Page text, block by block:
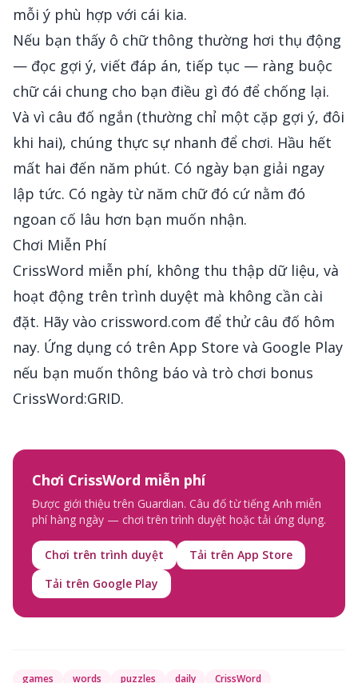
mỗi ý phù hợp với cái kia.
Nếu bạn thấy ô chữ thông thường hơi thụ động
— đọc gợi ý, viết đáp án, tiếp tục — ràng buộc
chữ cái chung cho bạn điều gì đó để chống lại.
Và vì câu đố ngắn (thường chỉ một cặp gợi ý, đôi
khi hai), chúng thực sự nhanh để chơi. Hầu hết
mất hai đến năm phút. Có ngày bạn giải ngay
lập tức. Có ngày từ năm chữ đó cứ nằm đó
ngoan cố lâu hơn bạn muốn nhận.
Chơi Miễn Phí
CrissWord miễn phí, không thu thập dữ liệu, và
hoạt động trên trình duyệt mà không cần cài
đặt. Hãy vào crissword.com để thử câu đố hôm
nay. Ứng dụng có trên App Store và Google Play
nếu bạn muốn thông báo và trò chơi bonus
CrissWord:GRID.
Chơi CrissWord miễn phí
Được giới thiệu trên Guardian. Câu đố từ tiếng Anh miễn
phí hàng ngày — chơi trên trình duyệt hoặc tải ứng dụng.
Chơi trên trình duyệt
Tải trên App Store
Tải trên Google Play
games words puzzles daily CrissWord